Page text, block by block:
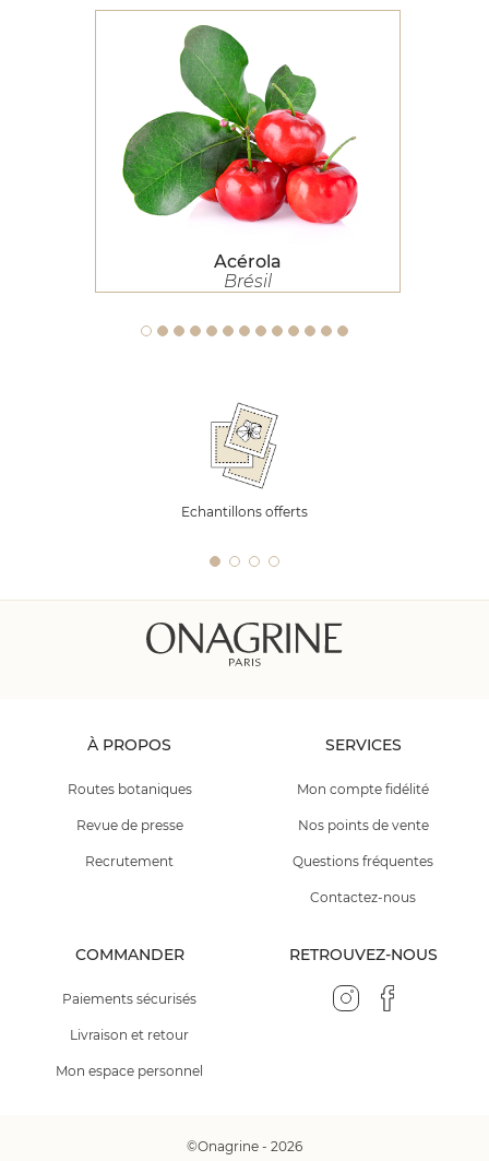
Acérola
Brésil
Acérola
Echantillons offerts
À PROPOS
Routes botaniques
Revue de presse
Recrutement
SERVICES
Mon compte fidélité
Nos points de vente
Questions fréquentes
Contactez-nous
COMMANDER
Paiements sécurisés
Livraison et retour
Mon espace personnel
RETROUVEZ-NOUS
©Onagrine - 2026